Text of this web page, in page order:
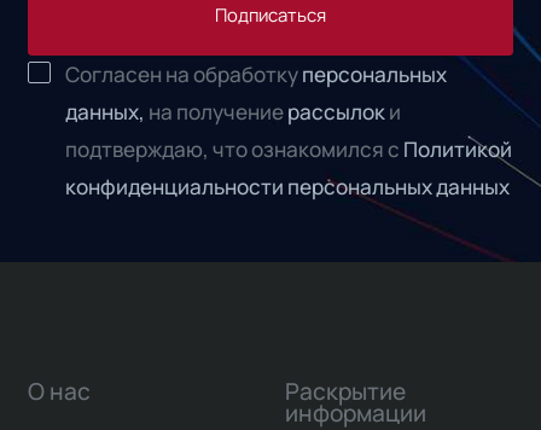
Подписаться
Согласен на обработкуперсональных
данных, на получениерассылоки
подтверждаю, что ознакомился с Политикой
конфиденциальности персональных данных
О нас Раскрытие
информации